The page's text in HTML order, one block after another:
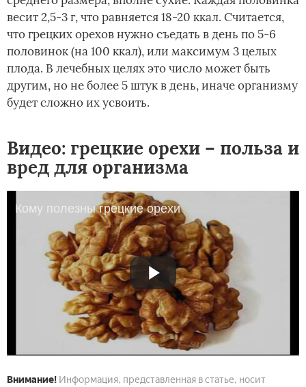
весит 2,5-3 г, что равняется 18-20 ккал. Считается,
что грецких орехов нужно съедать в день по 5-6
половинок (на 100 ккал), или максимум 3 целых
плода. В лечебных целях это число может быть
другим, но не более 5 штук в день, иначе организму
будет сложно их усвоить.
Видео: грецкие орехи – польза и
вред для организма
Кому полезны грецкие орехи
Внимание! Информация, представленная в статье, носит